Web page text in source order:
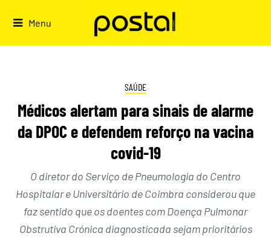
Menu
SAÚDE
Médicos alertam para sinais de alarme
da DPOC e defendem reforço na vacina
covid-19
O diretor do Serviço de Pneumologia do Centro
Hospitalar e Universitário de Coimbra considerou que
faz sentido que os doentes com Doença Pulmonar
Obstrutiva Crónica diagnosticada sejam prioritários